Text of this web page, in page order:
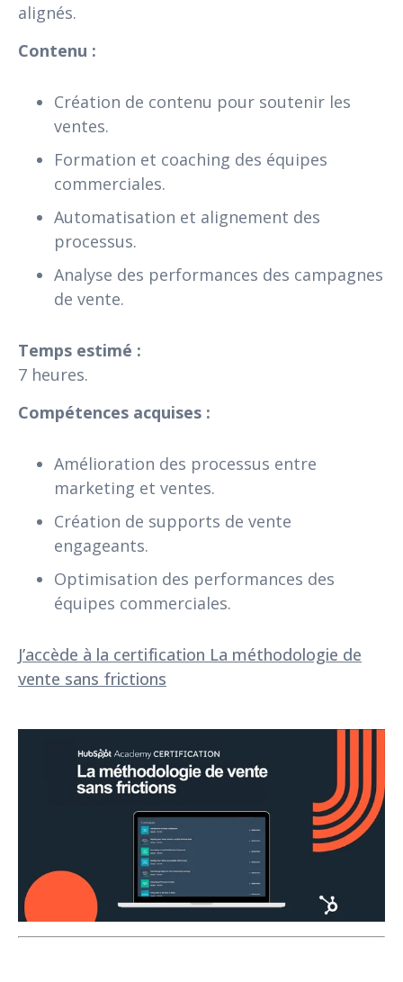
alignés.
Contenu :
Création de contenu pour soutenir les
ventes.
Formation et coaching des équipes
commerciales.
Automatisation et alignement des
processus.
Analyse des performances des campagnes
de vente.
Temps estimé :
7 heures.
Compétences acquises :
Amélioration des processus entre
marketing et ventes.
Création de supports de vente
engageants.
Optimisation des performances des
équipes commerciales.
J’accède à la certification La méthodologie de
vente sans frictions